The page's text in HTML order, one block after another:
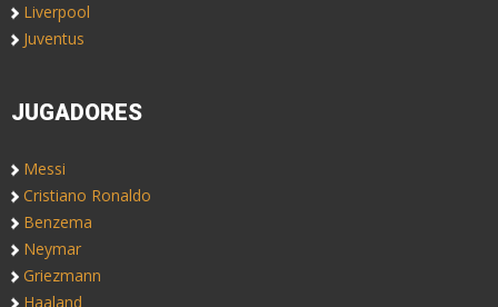
Liverpool
Juventus
JUGADORES
Messi
Cristiano Ronaldo
Benzema
Neymar
Griezmann
Haaland